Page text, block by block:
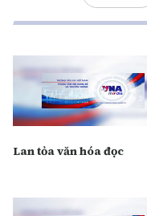
Lan tỏa văn hóa đọc